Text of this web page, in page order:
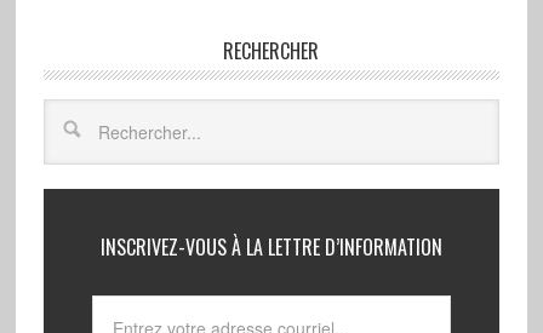
RECHERCHER
INSCRIVEZ-VOUS À LA LETTRE D’INFORMATION